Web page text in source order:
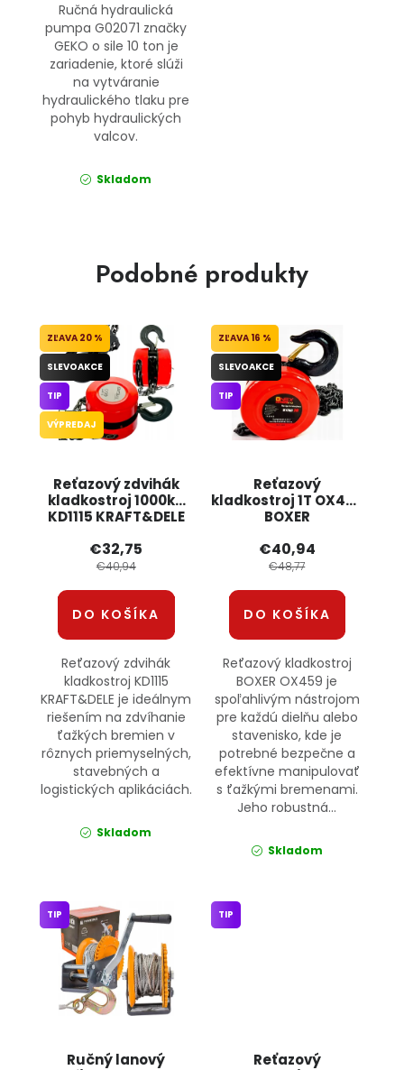
Ručná hydraulická
pumpa G02071 značky
GEKO o sile 10 ton je
zariadenie, ktoré slúži
na vytváranie
hydraulického tlaku pre
pohyb hydraulických
valcov.
Skladom
Podobné produkty
Reťazový zdvihák
kladkostroj 1000kg
KD1115 KRAFT&DELE
20 %
SLEVOAKCE
TIP
VÝPREDAJ
€32,75
€40,94
DO KOŠÍKA
Reťazový zdvihák
kladkostroj KD1115
KRAFT&DELE je ideálnym
riešením na zdvíhanie
ťažkých bremien v
rôznych priemyselných,
stavebných a
logistických aplikáciách.
Skladom
Reťazový
kladkostroj 1T OX459
BOXER
16 %
SLEVOAKCE
TIP
€40,94
€48,77
DO KOŠÍKA
Reťazový kladkostroj
BOXER OX459 je
spoľahlivým nástrojom
pre každú dielňu alebo
stavenisko, kde je
potrebné bezpečne a
efektívne manipulovať
s ťažkými bremenami.
Jeho robustná...
Skladom
Ručný lanový
TIP
Reťazový
TIP